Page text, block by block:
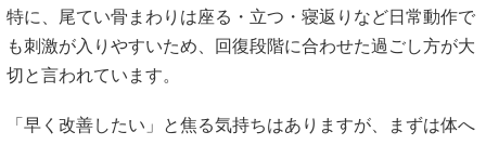
特に、尾てい骨まわりは座る・立つ・寝返りなど日常動作で
も刺激が入りやすいため、回復段階に合わせた過ごし方が大
切と言われています。
「早く改善したい」と焦る気持ちはありますが、まずは体へ